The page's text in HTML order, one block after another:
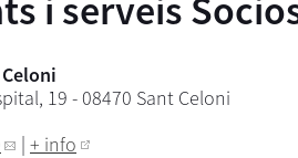
i serveis
19 - 08470 Sant Celoni
| + info